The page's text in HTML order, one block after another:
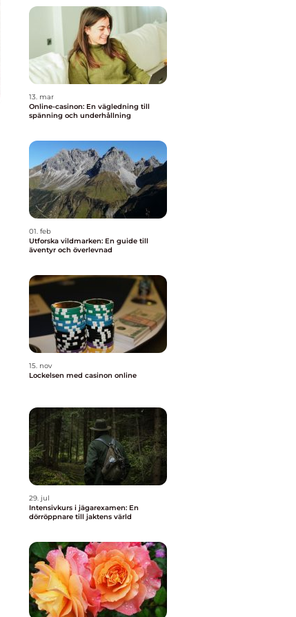
13. mar
Online-casinon: En vägledning till
spänning och underhållning
01. feb
Utforska vildmarken: En guide till
äventyr och överlevnad
15. nov
Lockelsen med casinon online
29. jul
Intensivkurs i jägarexamen: En
dörröppnare till jaktens värld